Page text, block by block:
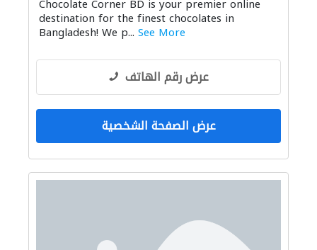
Chocolate Corner BD is your premier online
destination for the finest chocolates in
Bangladesh! We p... See More
عرض رقم الهاتف
عرض الصفحة الشخصية